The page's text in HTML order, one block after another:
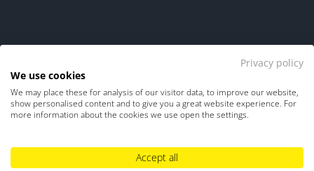
Kontakt Über uns
Impressum
Privacy policy
We use cookies
We may place these for analysis of our visitor data, to improve our website,
show personalised content and to give you a great website experience. For
more information about the cookies we use open the settings.
Accept all